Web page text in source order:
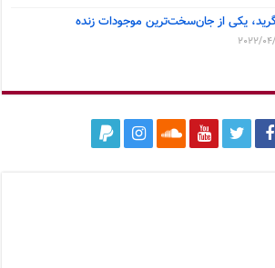
یکی از جان‌سخت‌ترین موجودات زنده
2022/